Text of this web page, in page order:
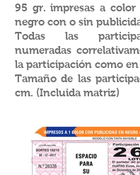
95 gr. impresas a
negro con o sin
Todas las
numeradas
la participación como
Tamaño de las
cm. (Incluida matriz)